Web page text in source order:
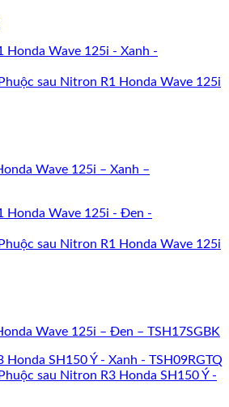
Wave 125i – Xanh –
Wave 125i – Đen – TSH17SGBK